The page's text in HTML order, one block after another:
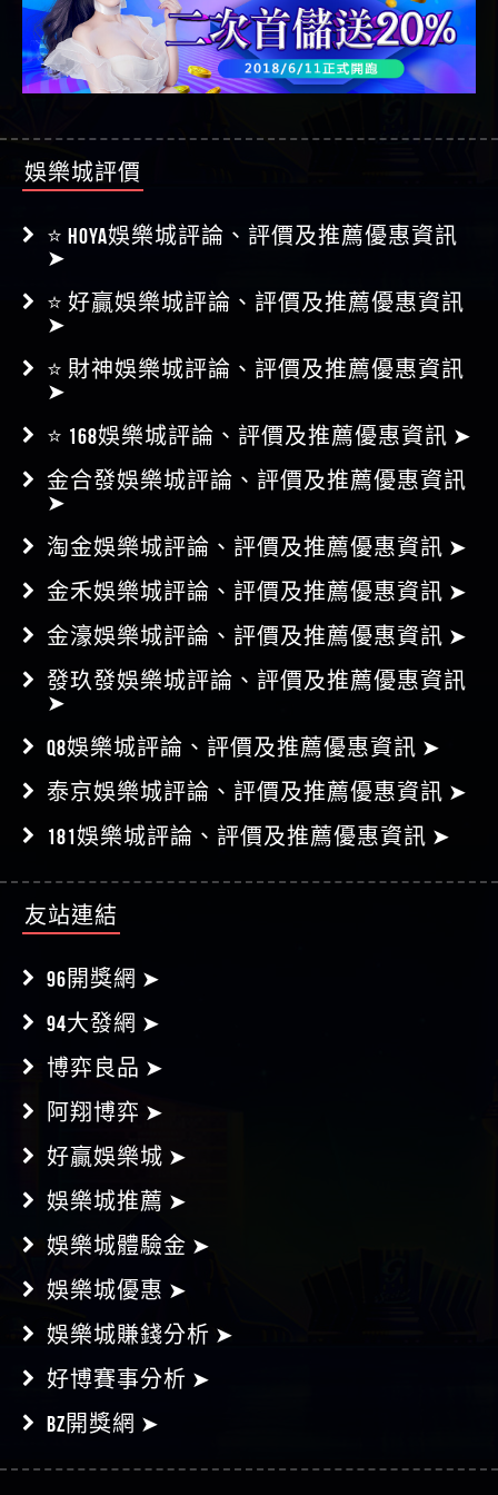
娛樂城評價
⭐ HOYA娛樂城評論、評價及推薦優惠資訊
➤
⭐ 好贏娛樂城評論、評價及推薦優惠資訊
➤
⭐ 財神娛樂城評論、評價及推薦優惠資訊
➤
⭐ 168娛樂城評論、評價及推薦優惠資訊 ➤
金合發娛樂城評論、評價及推薦優惠資訊
➤
淘金娛樂城評論、評價及推薦優惠資訊 ➤
金禾娛樂城評論、評價及推薦優惠資訊 ➤
金濠娛樂城評論、評價及推薦優惠資訊 ➤
發玖發娛樂城評論、評價及推薦優惠資訊
➤
Q8娛樂城評論、評價及推薦優惠資訊 ➤
泰京娛樂城評論、評價及推薦優惠資訊 ➤
181娛樂城評論、評價及推薦優惠資訊 ➤
友站連結
96開獎網 ➤
94大發網 ➤
博弈良品 ➤
阿翔博弈 ➤
好贏娛樂城 ➤
娛樂城推薦 ➤
娛樂城體驗金 ➤
娛樂城優惠 ➤
娛樂城賺錢分析 ➤
好博賽事分析 ➤
BZ開獎網 ➤